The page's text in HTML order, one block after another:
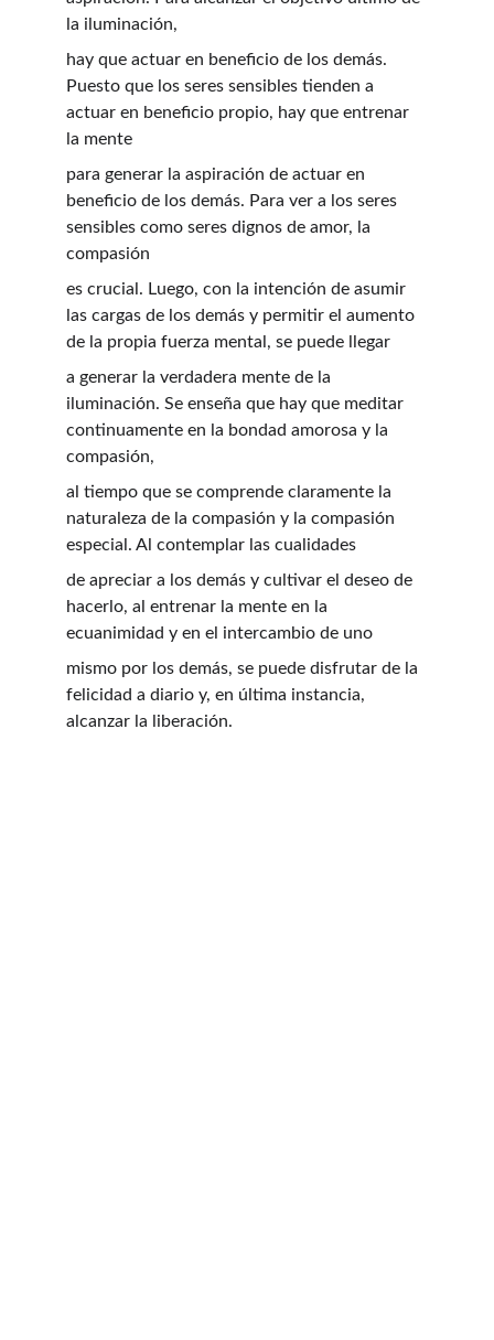
la iluminación,
hay que actuar en beneficio de los demás.
Puesto que los seres sensibles tienden a
actuar en beneficio propio, hay que entrenar
la mente
para generar la aspiración de actuar en
beneficio de los demás. Para ver a los seres
sensibles como seres dignos de amor, la
compasión
es crucial. Luego, con la intención de asumir
las cargas de los demás y permitir el aumento
de la propia fuerza mental, se puede llegar
a generar la verdadera mente de la
iluminación. Se enseña que hay que meditar
continuamente en la bondad amorosa y la
compasión,
al tiempo que se comprende claramente la
naturaleza de la compasión y la compasión
especial. Al contemplar las cualidades
de apreciar a los demás y cultivar el deseo de
hacerlo, al entrenar la mente en la
ecuanimidad y en el intercambio de uno
mismo por los demás, se puede disfrutar de la
felicidad a diario y, en última instancia,
alcanzar la liberación.